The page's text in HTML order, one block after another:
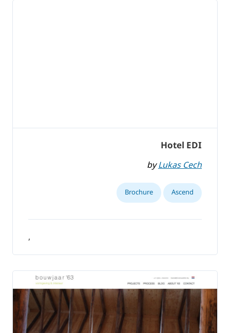
Hotel EDI
byLukas Cech
Ascend
Brochure
,